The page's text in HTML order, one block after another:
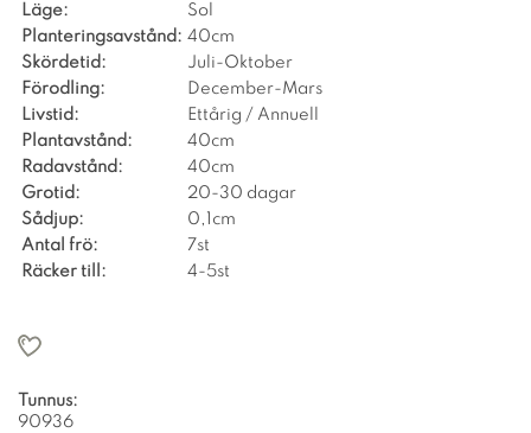
Läge:
Sol
Planteringsavstånd: 40cm
Skördetid:
Juli-Oktober
Förodling:
December-Mars
Livstid:
Ettårig / Annuell
Plantavstånd:
40cm
Radavstånd:
40cm
Grotid:
20-30 dagar
Sådjup:
0,1cm
Antal frö:
7st
Räcker till:
4-5st
Tunnus:
90936